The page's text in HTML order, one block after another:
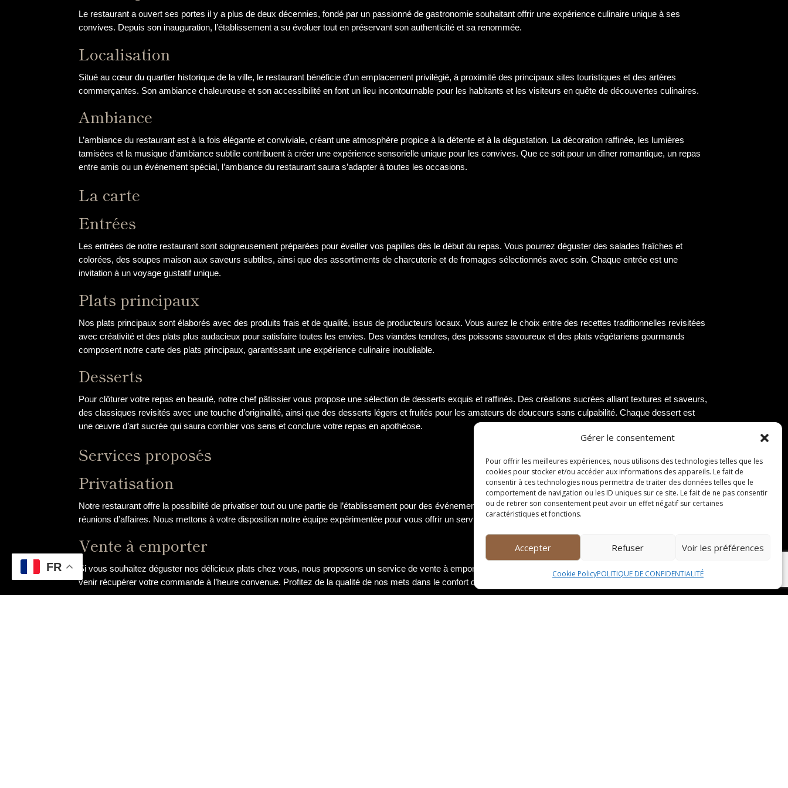
Gérer le consentement
Pour offrir les meilleures expériences, nous utilisons des technologies telles que les
cookies pour stocker et/ou accéder aux informations des appareils. Le fait de
consentir à ces technologies nous permettra de traiter des données telles que le
comportement de navigation ou les ID uniques sur ce site. Le fait de ne pas consentir
ou de retirer son consentement peut avoir un effet négatif sur certaines
caractéristiques et fonctions.
Accepter Refuser Voir les préférences
Cookie PolicyPOLITIQUE DE CONFIDENTIALITÉ
Le restaurant a ouvert ses portes il y a plus de deux décennies, fondé par un passionné de gastronomie souhaitant offrir une expérience culinaire unique à ses
convives. Depuis son inauguration, l’établissement a su évoluer tout en préservant son authenticité et sa renommée.
Localisation
Situé au cœur du quartier historique de la ville, le restaurant bénéficie d’un emplacement privilégié, à proximité des principaux sites touristiques et des artères
commerçantes. Son ambiance chaleureuse et son accessibilité en font un lieu incontournable pour les habitants et les visiteurs en quête de découvertes culinaires.
Ambiance
L’ambiance du restaurant est à la fois élégante et conviviale, créant une atmosphère propice à la détente et à la dégustation. La décoration raffinée, les lumières
tamisées et la musique d’ambiance subtile contribuent à créer une expérience sensorielle unique pour les convives. Que ce soit pour un dîner romantique, un repas
entre amis ou un événement spécial, l’ambiance du restaurant saura s’adapter à toutes les occasions.
La carte
Entrées
Les entrées de notre restaurant sont soigneusement préparées pour éveiller vos papilles dès le début du repas. Vous pourrez déguster des salades fraîches et
colorées, des soupes maison aux saveurs subtiles, ainsi que des assortiments de charcuterie et de fromages sélectionnés avec soin. Chaque entrée est une
invitation à un voyage gustatif unique.
Plats principaux
Nos plats principaux sont élaborés avec des produits frais et de qualité, issus de producteurs locaux. Vous aurez le choix entre des recettes traditionnelles revisitées
avec créativité et des plats plus audacieux pour satisfaire toutes les envies. Des viandes tendres, des poissons savoureux et des plats végétariens gourmands
composent notre carte des plats principaux, garantissant une expérience culinaire inoubliable.
Desserts
Pour clôturer votre repas en beauté, notre chef pâtissier vous propose une sélection de desserts exquis et raffinés. Des créations sucrées alliant textures et saveurs,
des classiques revisités avec une touche d’originalité, ainsi que des desserts légers et fruités pour les amateurs de douceurs sans culpabilité. Chaque dessert est
une œuvre d’art sucrée qui saura combler vos sens et conclure votre repas en apothéose.
Services proposés
Privatisation
Notre restaurant offre la possibilité de privatiser tout ou une partie de l’établissement pour des événements spéciaux tels que des anniversaires, des mariages ou des
réunions d’affaires. Nous mettons à votre disposition notre équipe expérimentée pour vous offrir un service sur mesure et une expérience inoubliable.
Vente à emporter
Si vous souhaitez déguster nos délicieux plats chez vous, nous proposons un service de vente à emporter. Vous pourrez commander en ligne ou par téléphone et
venir récupérer votre commande à l’heure convenue. Profitez de la qualité de nos mets dans le confort de votre foyer.
FR